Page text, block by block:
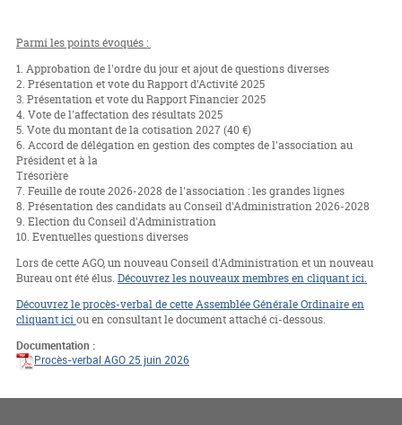
Parmi les points évoqués :
1. Approbation de l'ordre du jour et ajout de questions diverses
2. Présentation et vote du Rapport d'Activité 2025
3. Présentation et vote du Rapport Financier 2025
4. Vote de l'affectation des résultats 2025
5. Vote du montant de la cotisation 2027 (40 €)
6. Accord de délégation en gestion des comptes de l'association au
Président et à la
Trésorière
7. Feuille de route 2026-2028 de l'association : les grandes lignes
8. Présentation des candidats au Conseil d'Administration 2026-2028
9. Election du Conseil d'Administration
10. Eventuelles questions diverses
Lors de cette AGO, un nouveau Conseil d'Administration et un nouveau
Bureau ont été élus. Découvrez les nouveaux membres en cliquant ici.
Découvrez le procès-verbal de cette Assemblée Générale Ordinaire en
cliquant iciou en consultant le document attaché ci-dessous.
Documentation :
Procès-verbal AGO 25 juin 2026